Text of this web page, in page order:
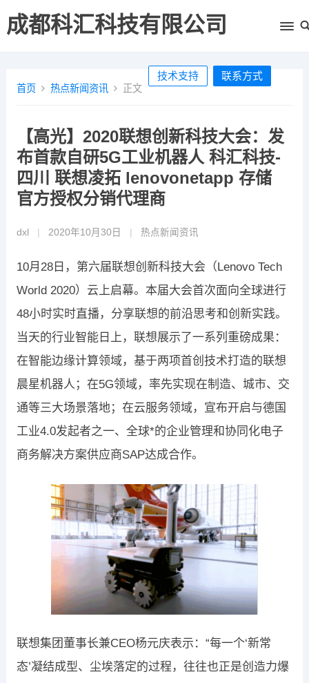
成都科汇科技有限公司
技术支持 联系方式
首页 热点新闻资讯 正文
【高光】2020联想创新科技大会：发
布首款自研5G工业机器人 科汇科技-
四川 联想凌拓 lenovonetapp 存储
官方授权分销代理商
dxl 2020年10月30日 热点新闻资讯
10月28日，第六届联想创新科技大会（Lenovo Tech
World 2020）云上启幕。本届大会首次面向全球进行
48小时实时直播，分享联想的前沿思考和创新实践。
当天的行业智能日上，联想展示了一系列重磅成果：
在智能边缘计算领域，基于两项首创技术打造的联想
晨星机器人；在5G领域，率先实现在制造、城市、交
通等三大场景落地；在云服务领域，宣布开启与德国
工业4.0发起者之一、全球*的企业管理和协同化电子
商务解决方案供应商SAP达成合作。
联想集团董事长兼CEO杨元庆表示：“每一个‘新常
态’凝结成型、尘埃落定的过程，往往也正是创造力爆